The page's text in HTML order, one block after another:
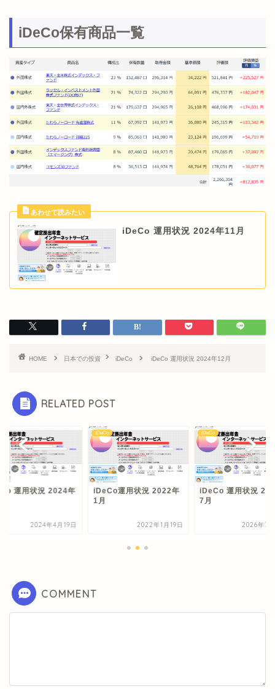
iDeCo保有商品一覧
iDeCo 運用状況 2024年11月
HOME 日本での投資 iDeCo iDeCo 運用状況 2024年12月
RELATED POST
運用状況 2024年
2024年4月19日
iDeCo
iDeCo運用状況 2022年
1月
2022年1月19日
iDeCo
iDeCo 運用状況
7月
2026年7
COMMENT